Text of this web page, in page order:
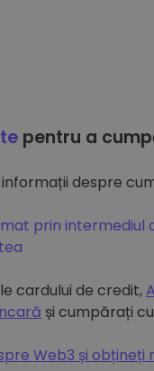
pentru a
despre
prin intermediul
cardului de credit,
și cumpărați cu
Web3 și obțineți